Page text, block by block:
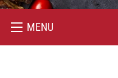
MENU